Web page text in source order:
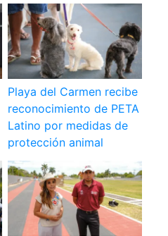
Playa del Carmen recibe
reconocimiento de PETA
Latino por medidas de
protección animal